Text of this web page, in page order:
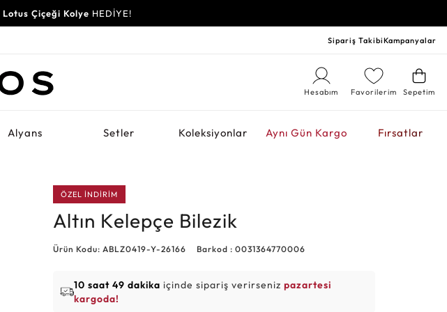
Lotus Çiçeği Kolye HEDİYE!
Sipariş TakibiKampanyalar
Sepetim
Favorilerim
Hesabım
Alyans Setler Koleksiyonlar Aynı Gün Kargo Fırsatlar
ÖZEL İNDİRİM
Altın Kelepçe Bilezik
Ürün Kodu: ABLZ0419-Y-26166 Barkod : 0031364770006
10 saat 49 dakika içinde sipariş verirsenizpazartesi
kargoda!